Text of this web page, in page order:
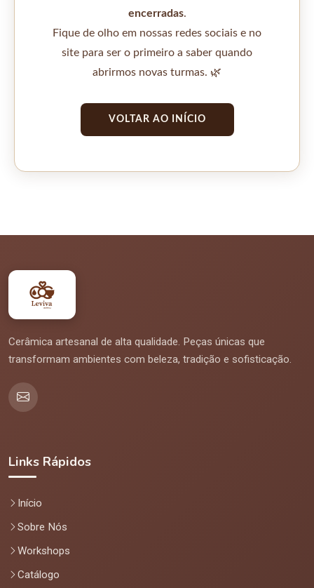
encerradas.
Fique de olho em nossas redes sociais e no
site para ser o primeiro a saber quando
abrirmos novas turmas. 🌿
VOLTAR AO INÍCIO
Cerâmica artesanal de alta qualidade. Peças únicas que
transformam ambientes com beleza, tradição e sofisticação.
Links Rápidos
Início
Sobre Nós
Workshops
Catálogo